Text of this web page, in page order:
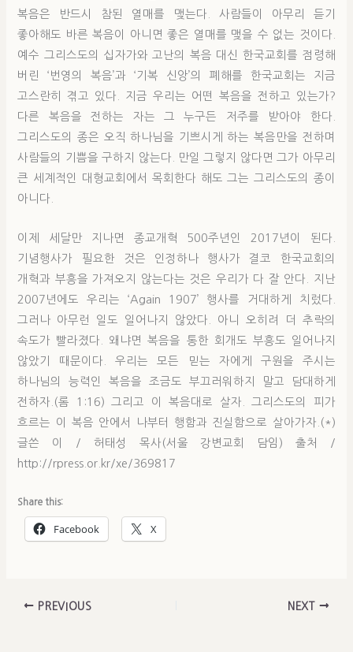
복음은 반드시 참된 열매를 맺는다. 사람들이 아무리 듣기
좋아해도 바른 복음이 아니면 좋은 열매를 맺을 수 없는 것이다.
예수 그리스도의 십자가와 고난의 복음 대신 한국교회를 점령해
버린 ‘번영의 복음’과 ‘기복 신앙’의 폐해를 한국교회는 지금
고스란히 겪고 있다. 지금 우리는 어떤 복음을 전하고 있는가?
다른 복음을 전하는 자는 그 누구든 저주를 받아야 한다.
그리스도의 종은 오직 하나님을 기쁘시게 하는 복음만을 전하며
사람들의 기쁨을 구하지 않는다. 만일 그렇지 않다면 그가 아무리
큰 세계적인 대형교회에서 목회한다 해도 그는 그리스도의 종이
아니다.
이제 세달만 지나면 종교개혁 500주년인 2017년이 된다.
기념행사가 필요한 것은 인정하나 행사가 결코 한국교회의
개혁과 부흥을 가져오지 않는다는 것은 우리가 다 잘 안다. 지난
2007년에도 우리는 ‘Again 1907’ 행사를 거대하게 치렀다.
그러나 아무런 일도 일어나지 않았다. 아니 오히려 더 추락의
속도가 빨라졌다. 왜냐면 복음을 통한 회개도 부흥도 일어나지
않았기 때문이다. 우리는 모든 믿는 자에게 구원을 주시는
하나님의 능력인 복음을 조금도 부끄러워하지 말고 담대하게
전하자.(롬 1:16) 그리고 이 복음대로 살자. 그리스도의 피가
흐르는 이 복음 안에서 나부터 행함과 진실함으로 살아가자.(*)
글쓴 이 / 허태성 목사(서울 강변교회 담임) 출처 /
http://rpress.or.kr/xe/369817
Share this:
Facebook X
PREVIOUS NEXT